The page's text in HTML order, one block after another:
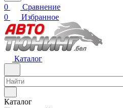
0
Сравнение
0
Избранное
Каталог
Каталог